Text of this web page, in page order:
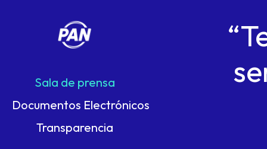
Sala de prensa
Documentos Electrónicos
Transparencia